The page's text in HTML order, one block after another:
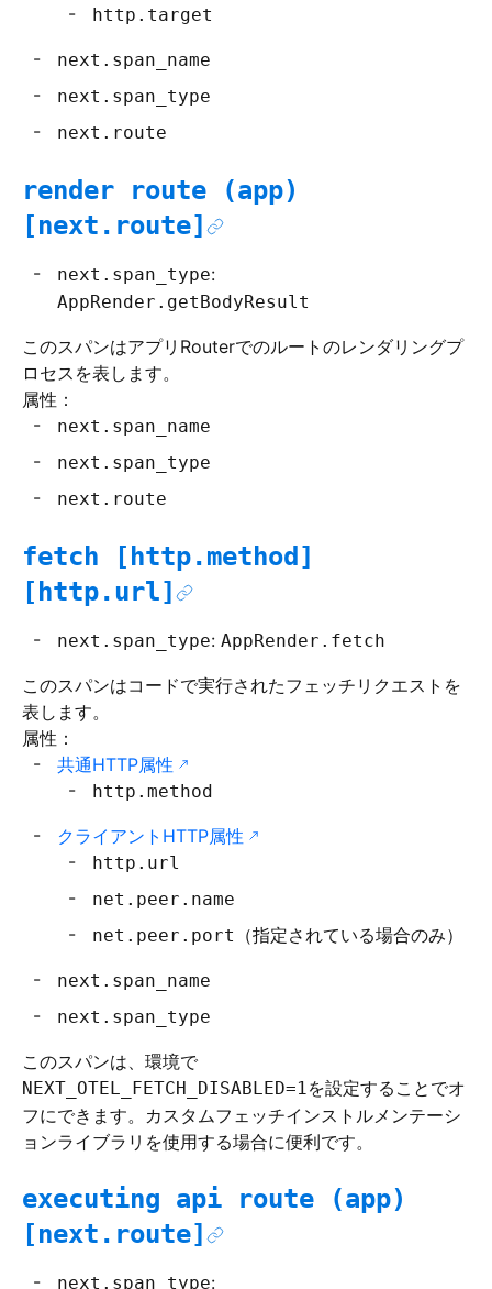
http.target
next.span_name
next.span_type
next.route
render route (app)
[next.route]
next.span_type:
AppRender.getBodyResult
このスパンはアプリRouterでのルートのレンダリングプ
ロセスを表します。
属性：
next.span_name
next.span_type
next.route
fetch [http.method]
[http.url]
next.span_type: AppRender.fetch
このスパンはコードで実行されたフェッチリクエストを
表します。
属性：
共通HTTP属性
http.method
クライアントHTTP属性
http.url
net.peer.name
net.peer.port
（指定されている場合のみ）
next.span_name
next.span_type
このスパンは、環境で
NEXT_OTEL_FETCH_DISABLED=1を設定することでオ
フにできます。カスタムフェッチインストルメンテーシ
ョンライブラリを使用する場合に便利です。
executing api route (app)
[next.route]
next.span_type: